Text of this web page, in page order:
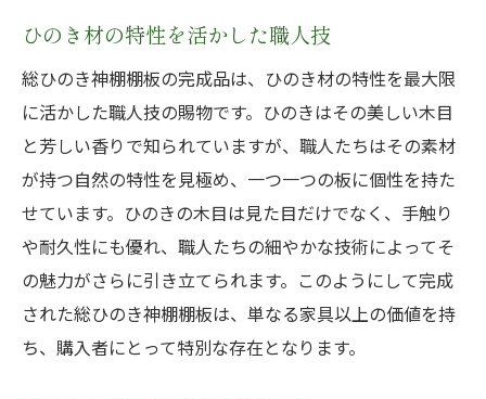
の魅力
古来から受け継がれる技法の継承
最先端技術が可能にする精密な加工
伝統美を現代空間に調和させるデザイン
手作業と機械技術のベストミックス
職人たちの創意工夫が輝く
現代のライフスタイルに合う神棚板
ひのきの香りと滑らかな表面総ひのき神棚棚板
完成品で癒しを
ひのき材の特性を活かした職人技
総ひのき神棚棚板の完成品は、ひのき材の特性を最大限
に活かした職人技の賜物です。ひのきはその美しい木目
と芳しい香りで知られていますが、職人たちはその素材
が持つ自然の特性を見極め、一つ一つの板に個性を持た
せています。ひのきの木目は見た目だけでなく、手触り
や耐久性にも優れ、職人たちの細やかな技術によってそ
の魅力がさらに引き立てられます。このようにして完成
された総ひのき神棚棚板は、単なる家具以上の価値を持
ち、購入者にとって特別な存在となります。